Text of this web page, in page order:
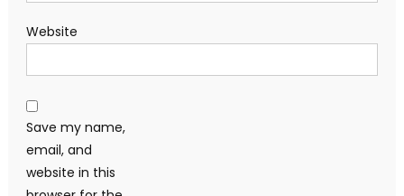
Website
Save my name,
email, and
website in this